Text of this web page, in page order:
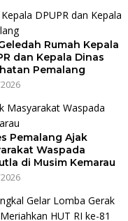
Rumah Kepala
dan Kepala Dinas
Pemalang
Pemalang Ajak
Waspada
di Musim Kemarau